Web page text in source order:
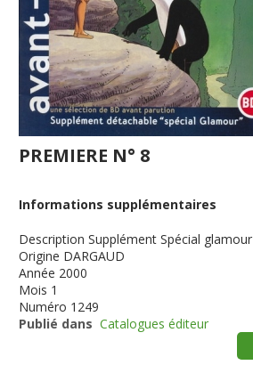
PREMIERE N° 8
Informations supplémentaires
Description Supplément Spécial glamour
Origine DARGAUD
Année 2000
Mois 1
Numéro 1249
Publié dans Catalogues éditeur